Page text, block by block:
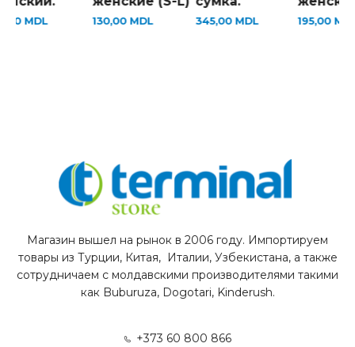
MDL 130,00MDL 345,00MDL 195,00MDL
Магазин вышел на рынок в 2006 году. Импортируем
товары из Турции, Китая, Италии, Узбекистана, а также
сотрудничаем с молдавскими производителями такими
как Buburuza, Dogotari, Kinderush.
+373 60 800 866